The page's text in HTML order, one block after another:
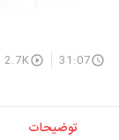
31:07
2.7K
توضیحات